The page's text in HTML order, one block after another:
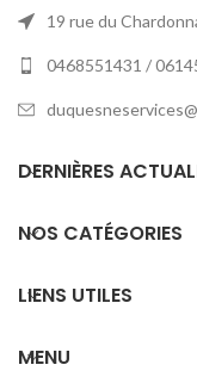
19 rue du
0468551431 /
DERNIÈRES
NOS CATÉGORIES
LIENS UTILES
MENU